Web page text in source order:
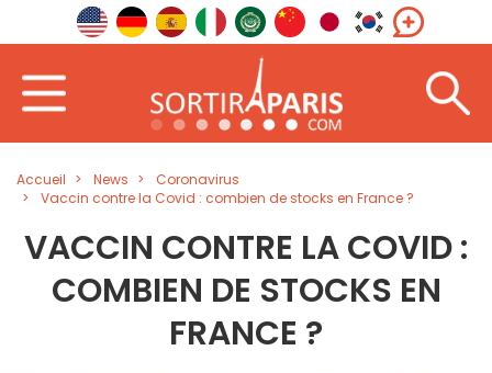
Accueil News
Coronavirus
Vaccin contre la Covid : combien de stocks en France ?
VACCIN CONTRE LA COVID :
COMBIEN DE STOCKS EN
FRANCE ?